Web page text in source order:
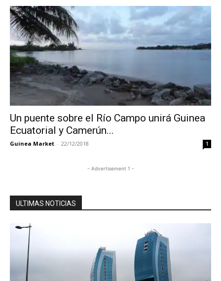
Un puente sobre el Río Campo unirá Guinea
Ecuatorial y Camerún...
Guinea Market - 22/12/2018 1
- Advertisement 1 -
ULTIMAS NOTICIAS